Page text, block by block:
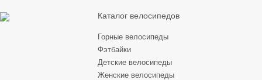
Каталог велосипедов
Горные велосипеды
Фэтбайки
Детские велосипеды
Женские велосипеды